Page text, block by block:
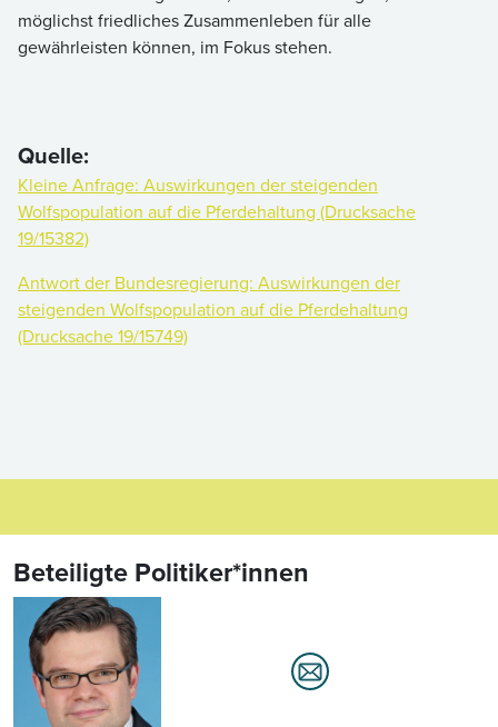
möglichst friedliches Zusammenleben für alle
gewährleisten können, im Fokus stehen.
Quelle:
Kleine Anfrage: Auswirkungen der steigenden
Wolfspopulation auf die Pferdehaltung (Drucksache
19/15382)
Antwort der Bundesregierung: Auswirkungen der
steigenden Wolfspopulation auf die Pferdehaltung
(Drucksache 19/15749)
Beteiligte Politiker*innen